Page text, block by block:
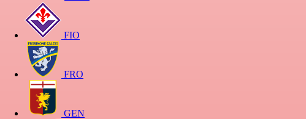
FIO
FRO
GEN